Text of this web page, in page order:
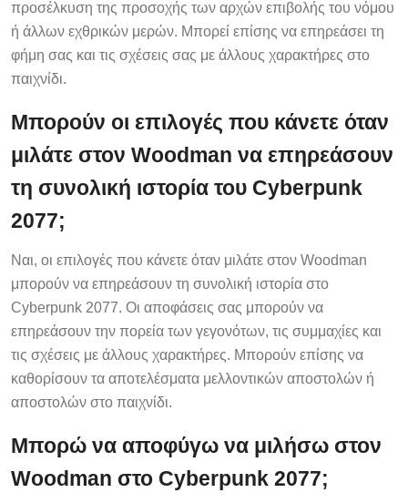
ή άλλων εχθρικών μερών. Μπορεί επίσης να επηρεάσει τη
φήμη σας και τις σχέσεις σας με άλλους χαρακτήρες στο
παιχνίδι.
Μπορούν οι επιλογές που κάνετε όταν
μιλάτε στον Woodman να επηρεάσουν
τη συνολική ιστορία του Cyberpunk
2077;
Ναι, οι επιλογές που κάνετε όταν μιλάτε στον Woodman
μπορούν να επηρεάσουν τη συνολική ιστορία στο
Cyberpunk 2077. Οι αποφάσεις σας μπορούν να
επηρεάσουν την πορεία των γεγονότων, τις συμμαχίες και
τις σχέσεις με άλλους χαρακτήρες. Μπορούν επίσης να
καθορίσουν τα αποτελέσματα μελλοντικών αποστολών ή
αποστολών στο παιχνίδι.
Μπορώ να αποφύγω να μιλήσω στον
Woodman στο Cyberpunk 2077;